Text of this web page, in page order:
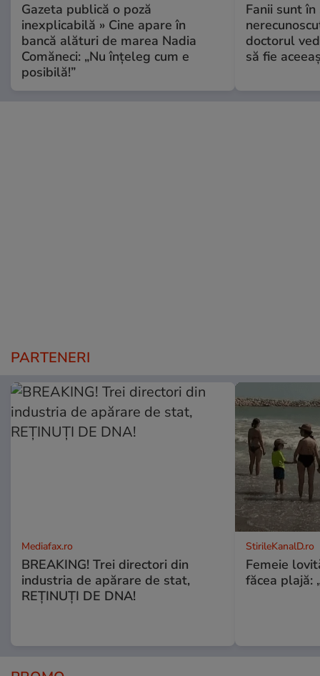
Gazeta publică o poză
inexplicabilă » Cine apare în
bancă alături de marea Nadia
Comăneci: „Nu înțeleg cum e
posibilă!”
Fanii sunt în
doctorul
să fie
PARTENERI
Mediafax.ro
BREAKING! Trei directori din
industria de apărare de stat,
REȚINUȚI DE DNA!
StirileKanalD.ro
Femeie
făcea plajă: